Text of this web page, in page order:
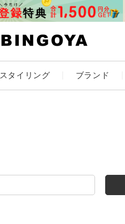
スタイリング ブランド
価格